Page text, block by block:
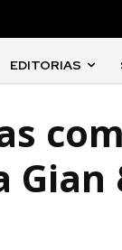
EDITORIAS
com
Gian